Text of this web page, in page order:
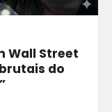
Wall Street
do